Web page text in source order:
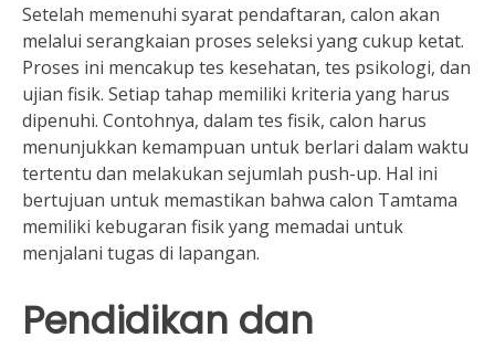
Setelah memenuhi syarat pendaftaran, calon akan
melalui serangkaian proses seleksi yang cukup ketat.
Proses ini mencakup tes kesehatan, tes psikologi, dan
ujian fisik. Setiap tahap memiliki kriteria yang harus
dipenuhi. Contohnya, dalam tes fisik, calon harus
menunjukkan kemampuan untuk berlari dalam waktu
tertentu dan melakukan sejumlah push-up. Hal ini
bertujuan untuk memastikan bahwa calon Tamtama
memiliki kebugaran fisik yang memadai untuk
menjalani tugas di lapangan.
Pendidikan dan